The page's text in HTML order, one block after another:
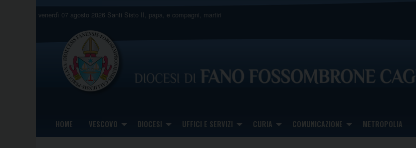
venerdì 07 agosto 2026 Santi Sisto II, papa, e compagni, martiri
HOME VESCOVO DIOCESI UFFICI E SERVIZI CURIA COMUNICAZIONE METROPOLIA